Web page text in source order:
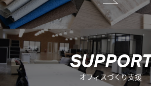
SUPPOR
オフィスづくり支援